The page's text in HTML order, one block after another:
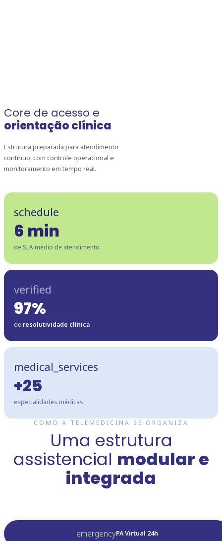
Core de acesso e
orientação clínica
Estrutura preparada para atendimento
contínuo, com controle operacional e
monitoramento em tempo real.
schedule
6 min
de SLA médio de atendimento
verified
97%
de resolutividade clínica
medical_services
+25
especialidades médicas
COMO A TELEMEDICINA SE ORGANIZA
Uma estrutura
assistencial modular e
integrada
emergencyPA Virtual 24h